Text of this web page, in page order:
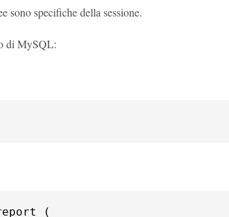
sono specifiche della sessione.
di MySQL: